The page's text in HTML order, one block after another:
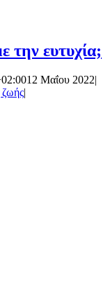
την ευτυχία;
12 Μαΐου 2022|
|